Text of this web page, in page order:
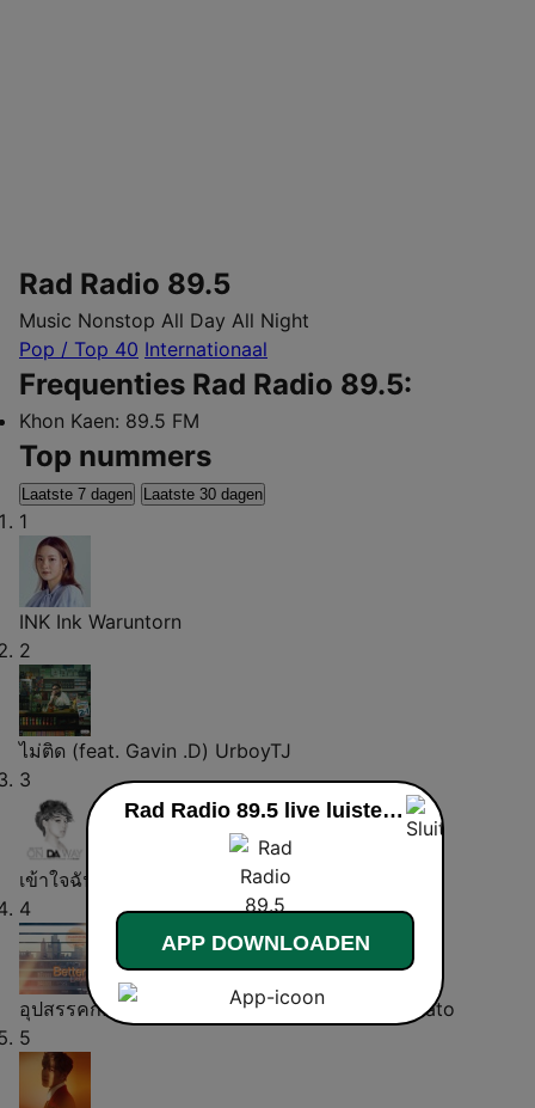
Rad Radio 89.5
Music Nonstop All Day All Night
Pop / Top 40 Internationaal
Frequenties Rad Radio 89.5:
Khon Kaen: 89.5 FM
Top nummers
Laatste 7 dagen Laatste 30 dagen
1
INK Ink Waruntorn
2
ไม่ติด (feat. Gavin .D) UrboyTJ
3
เข้าใจฉันไหม (feat. ตู่ ภพธร) Da Endorphine
4
อุปสรรคก่อให้รักบังเกิด (feat. สิงโต นำโชค)
Potato
5
Rad Radio 89.5 live luisteren
APP DOWNLOADEN